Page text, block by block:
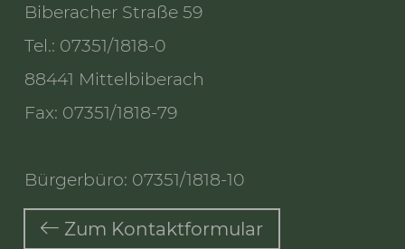
Biberacher Straße 59
Tel.: 07351/1818-0
88441 Mittelbiberach
Fax: 07351/1818-79
Bürgerbüro: 07351/1818-10
Zum Kontaktformular